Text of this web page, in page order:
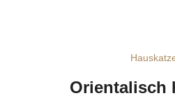
Orientalisch